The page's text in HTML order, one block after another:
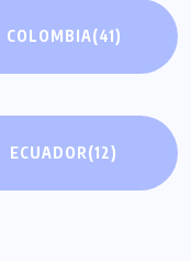
COLOMBIA(41)
ECUADOR(12)